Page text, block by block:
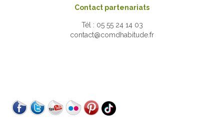
Contact partenariats
Tél : 05 55 24 14 03
contact@comdhabitude.fr